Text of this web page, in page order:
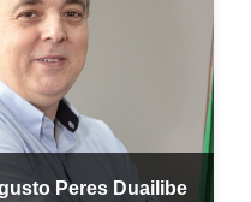
Peres Duailibe